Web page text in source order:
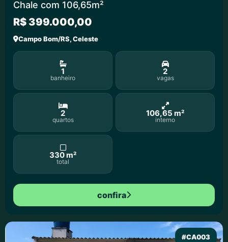
Chale com 106,65m²
R$ 399.000,00
Campo Bom/RS, Celeste
1
banheiro
2
vagas
2
quartos
106,65 m²
interno
330 m²
total
confira
#CA003